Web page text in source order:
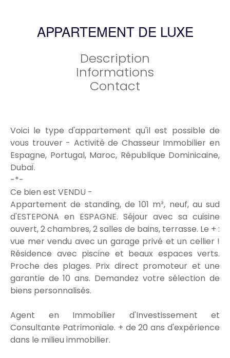
APPARTEMENT DE LUXE
Description
Informations
Contact
Voici le type d'appartement qu'il est possible de
vous trouver - Activité de Chasseur Immobilier en
Espagne, Portugal, Maroc, République Dominicaine,
DubaÏ.
-*-
Ce bien est VENDU -
Appartement de standing, de 101 m², neuf, au sud
d'ESTEPONA en ESPAGNE. Séjour avec sa cuisine
ouvert, 2 chambres, 2 salles de bains, terrasse. Le + :
vue mer vendu avec un garage privé et un cellier !
Résidence avec piscine et beaux espaces verts.
Proche des plages. Prix direct promoteur et une
garantie de 10 ans. Demandez votre sélection de
biens personnalisés.
Agent en Immobilier d'Investissement et
Consultante Patrimoniale. + de 20 ans d'expérience
dans le milieu immobilier.